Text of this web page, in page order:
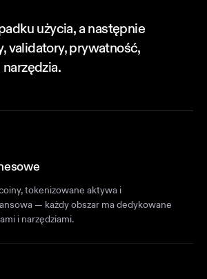
użycia, a następnie
validatory, prywatność,
tokenizowane aktywa i
— każdy obszar ma dedykowane
i narzędziami.